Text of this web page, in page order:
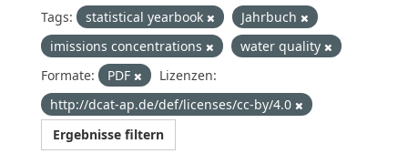
Tags: statistical yearbook
Jahrbuch
imissions concentrations
water quality
Formate:
PDF
Lizenzen:
http://dcat-ap.de/def/licenses/cc-by/4.0
Ergebnisse filtern